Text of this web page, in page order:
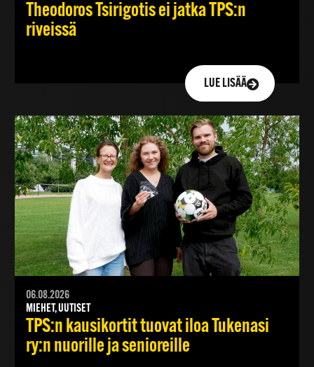
Theodoros Tsirigotis ei jatka TPS:n
riveissä
LUE LISÄÄ
06.08.2026
MIEHET, UUTISET
TPS:n kausikortit tuovat iloa Tukenasi
ry:n nuorille ja senioreille